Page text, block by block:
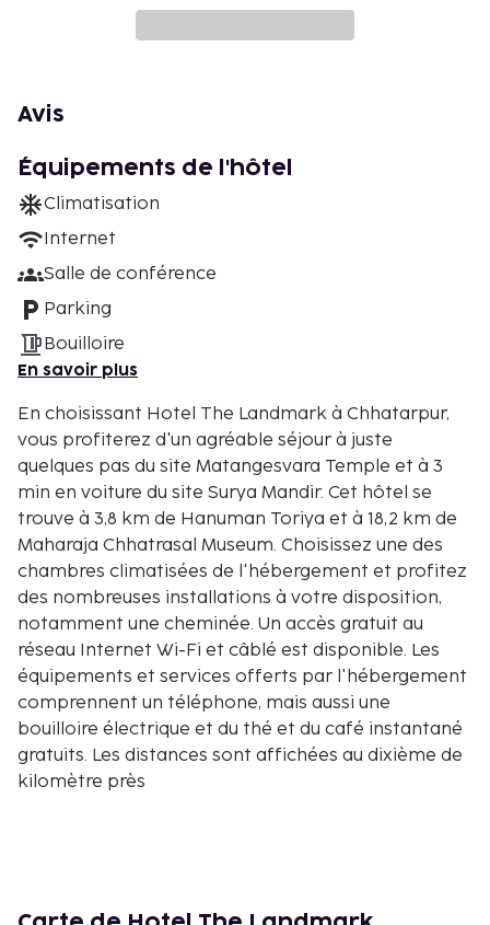
Avis
Équipements de l'hôtel
Climatisation
Internet
Salle de conférence
Parking
Bouilloire
En savoir plus
En choisissant Hotel The Landmark à Chhatarpur,
vous profiterez d'un agréable séjour à juste
quelques pas du site Matangesvara Temple et à 3
min en voiture du site Surya Mandir. Cet hôtel se
trouve à 3,8 km de Hanuman Toriya et à 18,2 km de
Maharaja Chhatrasal Museum. Choisissez une des
chambres climatisées de l'hébergement et profitez
des nombreuses installations à votre disposition,
notamment une cheminée. Un accès gratuit au
réseau Internet Wi-Fi et câblé est disponible. Les
équipements et services offerts par l'hébergement
comprennent un téléphone, mais aussi une
bouilloire électrique et du thé et du café instantané
gratuits. Les distances sont affichées au dixième de
kilomètre près